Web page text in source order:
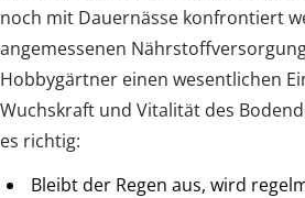
noch mit Dauernässe konfrontiert
angemessenen
Hobbygärtner einen wesentlichen
Wuchskraft und Vitalität des
es richtig:
Bleibt der Regen aus, wird